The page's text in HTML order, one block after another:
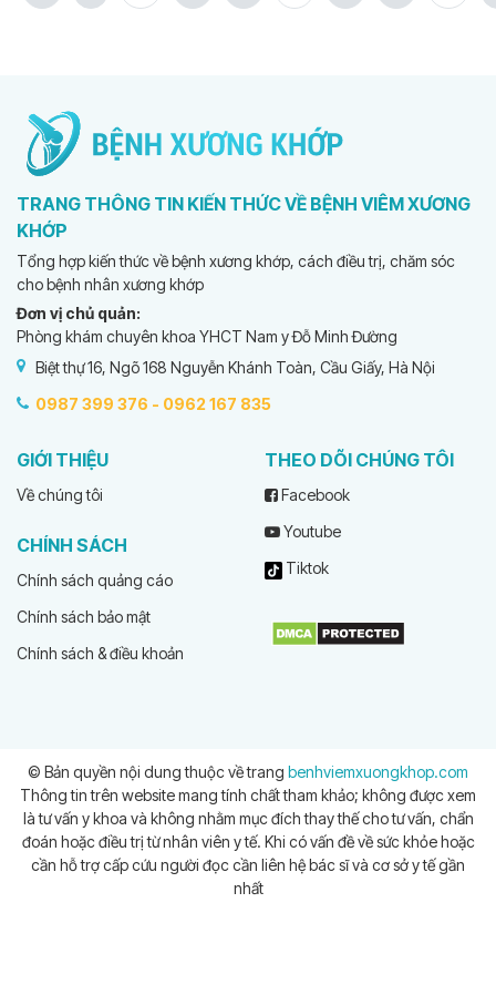
TRANG THÔNG TIN KIẾN THỨC VỀ BỆNH VIÊM XƯƠNG
KHỚP
Tổng hợp kiến thức về bệnh xương khớp, cách điều trị, chăm sóc
cho bệnh nhân xương khớp
Đơn vị chủ quản:
Phòng khám chuyên khoa YHCT Nam y Đỗ Minh Đường
Biệt thự 16, Ngõ 168 Nguyễn Khánh Toàn, Cầu Giấy, Hà Nội
0987 399 376 - 0962 167 835
GIỚI THIỆU
Về chúng tôi
CHÍNH SÁCH
Chính sách quảng cáo
Chính sách bảo mật
Chính sách & điều khoản
THEO DÕI CHÚNG TÔI
Facebook
Youtube
Tiktok
© Bản quyền nội dung thuộc về trang benhviemxuongkhop.com
Thông tin trên website mang tính chất tham khảo; không được xem
là tư vấn y khoa và không nhằm mục đích thay thế cho tư vấn, chẩn
đoán hoặc điều trị từ nhân viên y tế. Khi có vấn đề về sức khỏe hoặc
cần hỗ trợ cấp cứu người đọc cần liên hệ bác sĩ và cơ sở y tế gần
nhất